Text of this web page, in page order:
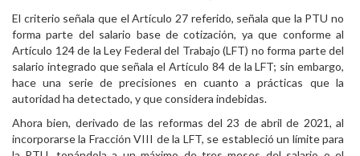
El criterio señala que el Artículo 27 referido, señala que la PTU no
forma parte del salario base de cotización, ya que conforme al
Artículo 124 de la Ley Federal del Trabajo (LFT) no forma parte del
salario integrado que señala el Artículo 84 de la LFT; sin embargo,
hace una serie de precisiones en cuanto a prácticas que la
autoridad ha detectado, y que considera indebidas.
Ahora bien, derivado de las reformas del 23 de abril de 2021, al
incorporarse la Fracción VIII de la LFT, se estableció un límite para